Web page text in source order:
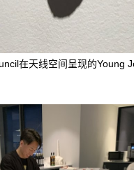
在天线空间呈现的Young